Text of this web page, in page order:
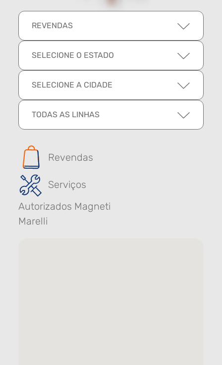
REVENDAS
SELECIONE O ESTADO
SELECIONE A CIDADE
TODAS AS LINHAS
Revendas
Serviços
Autorizados Magneti
Marelli